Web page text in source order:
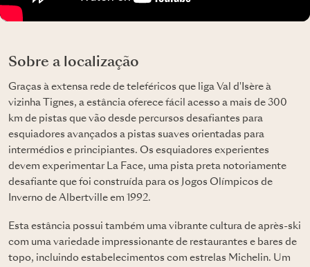
Sobre a localização
Graças à extensa rede de teleféricos que liga Val d'Isère à
vizinha Tignes, a estância oferece fácil acesso a mais de 300
km de pistas que vão desde percursos desafiantes para
esquiadores avançados a pistas suaves orientadas para
intermédios e principiantes. Os esquiadores experientes
devem experimentar La Face, uma pista preta notoriamente
desafiante que foi construída para os Jogos Olímpicos de
Inverno de Albertville em 1992.
Esta estância possui também uma vibrante cultura de après-ski
com uma variedade impressionante de restaurantes e bares de
topo, incluindo estabelecimentos com estrelas Michelin. Um